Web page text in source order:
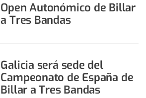
Open Autonómico de Billar
a Tres Bandas
Galicia será sede del
Campeonato de España de
Billar a Tres Bandas